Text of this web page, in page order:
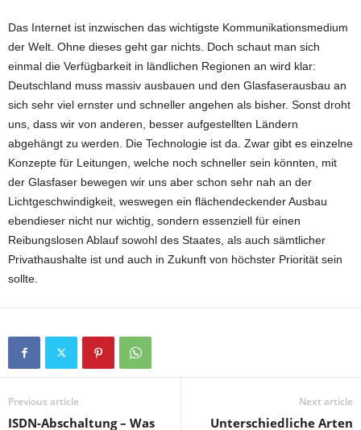
Das Internet ist inzwischen das wichtigste Kommunikationsmedium
der Welt. Ohne dieses geht gar nichts. Doch schaut man sich
einmal die Verfügbarkeit in ländlichen Regionen an wird klar:
Deutschland muss massiv ausbauen und den Glasfaserausbau an
sich sehr viel ernster und schneller angehen als bisher. Sonst droht
uns, dass wir von anderen, besser aufgestellten Ländern
abgehängt zu werden. Die Technologie ist da. Zwar gibt es einzelne
Konzepte für Leitungen, welche noch schneller sein könnten, mit
der Glasfaser bewegen wir uns aber schon sehr nah an der
Lichtgeschwindigkeit, weswegen ein flächendeckender Ausbau
ebendieser nicht nur wichtig, sondern essenziell für einen
Reibungslosen Ablauf sowohl des Staates, als auch sämtlicher
Privathaushalte ist und auch in Zukunft von höchster Priorität sein
sollte.
Previous article
ISDN-Abschaltung – Was
Next article
Unterschiedliche Arten